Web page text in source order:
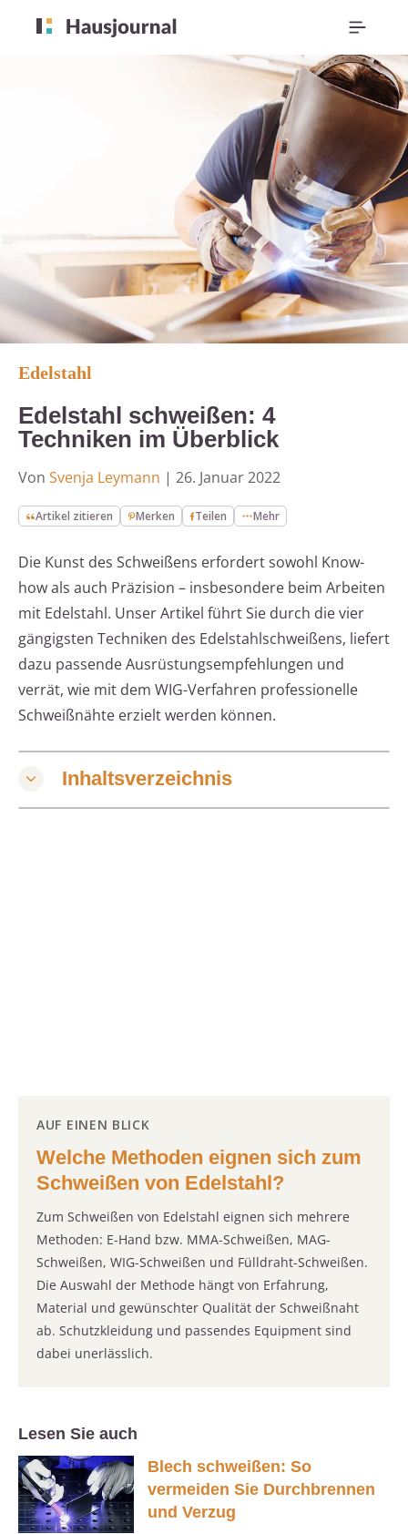
Edelstahl
Edelstahl schweißen: 4
Techniken im Überblick
Von Svenja Leymann | 26. Januar 2022
Artikel zitieren Merken Teilen Mehr
Die Kunst des Schweißens erfordert sowohl Know-
how als auch Präzision – insbesondere beim Arbeiten
mit Edelstahl. Unser Artikel führt Sie durch die vier
gängigsten Techniken des Edelstahlschweißens, liefert
dazu passende Ausrüstungsempfehlungen und
verrät, wie mit dem WIG-Verfahren professionelle
Schweißnähte erzielt werden können.
Inhaltsverzeichnis
AUF EINEN BLICK
Welche Methoden eignen sich zum
Schweißen von Edelstahl?
Zum Schweißen von Edelstahl eignen sich mehrere
Methoden: E-Hand bzw. MMA-Schweißen, MAG-
Schweißen, WIG-Schweißen und Fülldraht-Schweißen.
Die Auswahl der Methode hängt von Erfahrung,
Material und gewünschter Qualität der Schweißnaht
ab. Schutzkleidung und passendes Equipment sind
dabei unerlässlich.
Lesen Sie auch
Blech schweißen: So
vermeiden Sie Durchbrennen
und Verzug